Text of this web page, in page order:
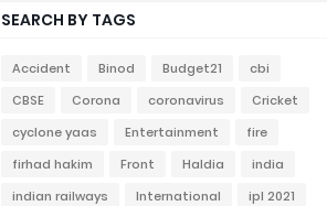
SEARCH BY TAGS
Accident Binod Budget21
cbi
CBSE
Corona coronavirus
Cricket
cyclone yaas
Entertainment
fire
firhad hakim
Front Haldia
india
indian railways
International
ipl 2021